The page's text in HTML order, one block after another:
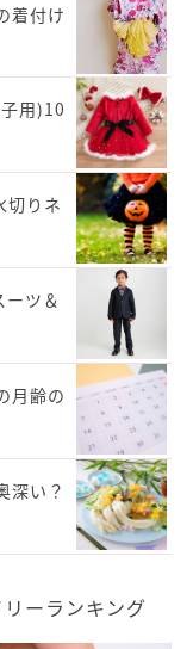
着付け
用)10
切りネ
ーツ＆
月齢の
深い？
ーランキング